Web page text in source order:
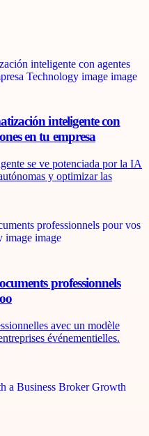
inteligente con
en tu empresa
se ve potenciada por la IA
y optimizar las
professionnels
avec un modèle
événementielles.